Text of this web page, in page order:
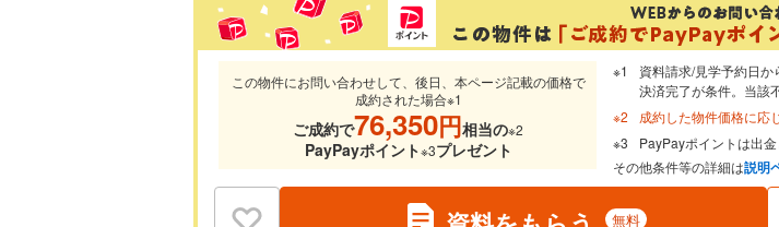
この物件にお問い合わせして、後日、本ページ記載の価格で
成約された場合※1
ご成約で76,350円相当の※2
PayPayポイント※3プレゼント
資料請求/見学予約日
決済完了が条件。当該
成約した物件価格に応
PayPayポイントは出
その他条件等の詳細は説明
無料